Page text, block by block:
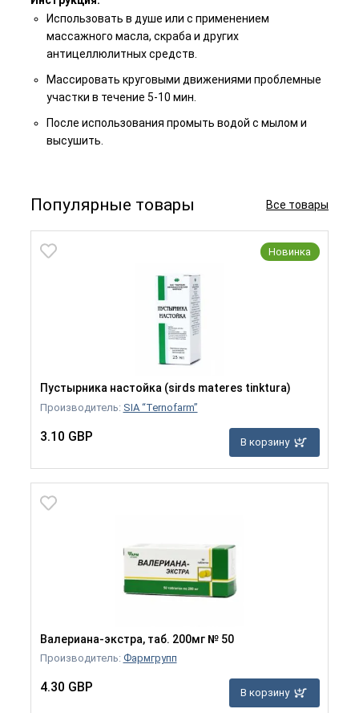
Использовать в душе или с применением
массажного масла, скраба и других
антицеллюлитных средств.
Массировать круговыми движениями проблемные
участки в течение 5-10 мин.
После использования промыть водой с мылом и
высушить.
Популярные товары Все товары
Новинка
Пустырника настойка (sirds materes tinktura)
Производитель: SIA “Ternofarm”
3.10 GBP В корзину
Валериана-экстра, таб. 200мг № 50
Производитель: Фармгрупп
4.30 GBP В корзину